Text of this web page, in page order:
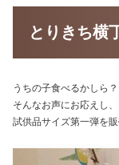
とりきち横
うちの子食べるかしら
そんなお声にお応えし
試供品サイズ第一弾を販